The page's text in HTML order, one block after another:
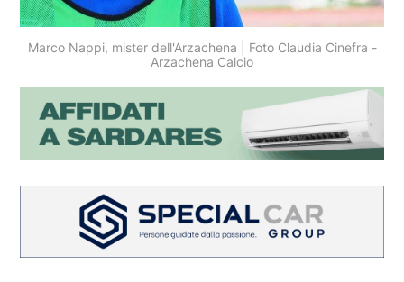
Marco Nappi, mister dell'Arzachena | Foto Claudia Cinefra -
Arzachena Calcio